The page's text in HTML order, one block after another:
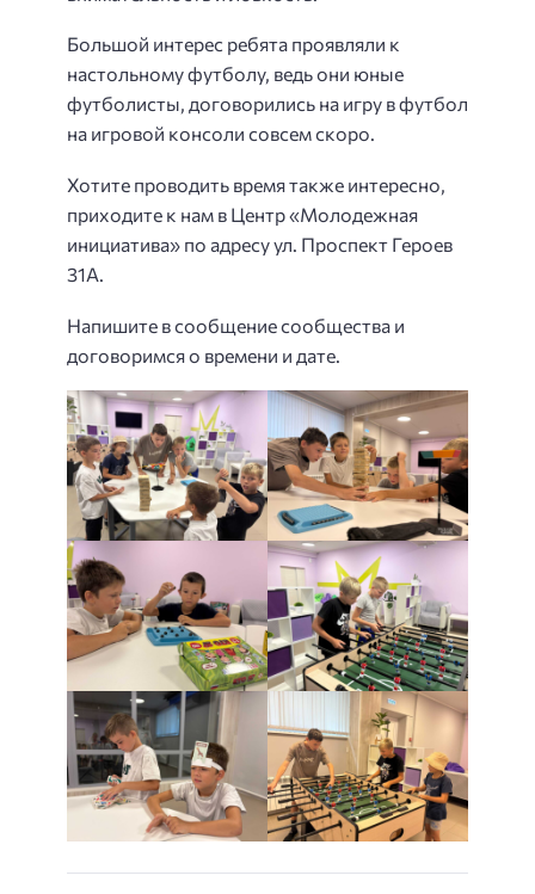
Большой интерес ребята проявляли к
настольному футболу, ведь они юные
футболисты, договорились на игру в футбол
на игровой консоли совсем скоро.
Хотите проводить время также интересно,
приходите к нам в Центр «Молодежная
инициатива» по адресу ул. Проспект Героев
31А.
Напишите в сообщение сообщества и
договоримся о времени и дате.